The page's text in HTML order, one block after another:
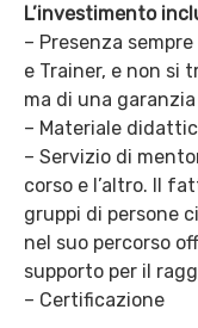
L’investimento
– Presenza
e Trainer, e non si
ma di una
– Materiale
– Servizio di
corso e l’altro. Il
gruppi di persone
nel suo percorso
supporto per il
– Certificazione